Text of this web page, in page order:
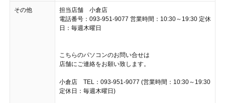
その他
担当店舗 小倉店
電話番号：093-951-9077 営業時間：10:30～19:30 定休
日：毎週木曜日
こちらのパソコンのお問い合せは
店舗にご連絡をお願い致します。
小倉店 TEL：093-951-9077 (営業時間：10:30～19:30
定休日：毎週木曜日)